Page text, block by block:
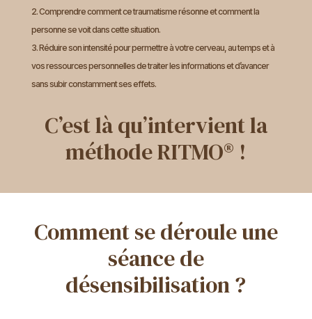
Comprendre comment ce traumatisme résonne et comment la
personne se voit dans cette situation.
Réduire son intensité pour permettre à votre cerveau, au temps et à
vos ressources personnelles de traiter les informations et d’avancer
sans subir constamment ses effets.
C’est là qu’intervient la
méthode RITMO® !
Comment se déroule une
séance de
désensibilisation ?